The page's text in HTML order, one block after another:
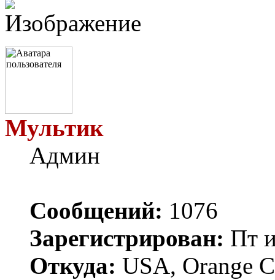
Мультик
Админ
Сообщений: 1076
Зарегистрирован: Пт
Откуда: USA, Orange